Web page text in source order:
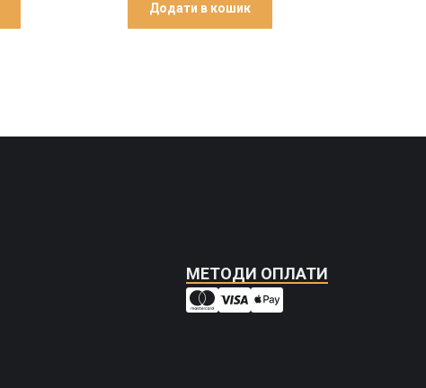
Додати в кошик
МЕТОДИ ОПЛАТИ